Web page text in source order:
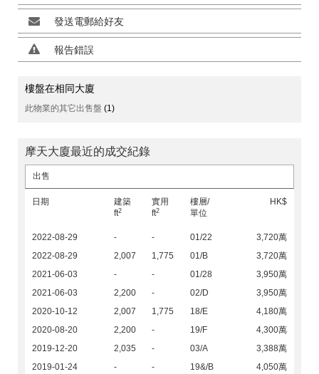
發送電郵給好友
報告錯誤
樓盤在相同大廈
此物業的其它出售盤 (1)
摩天大廈最近的成交紀錄
出售
日期
建築
ft2
實用
ft2
樓層/
單位
HK$
2022-08-29 - - 01/22
3,720萬
2022-08-29
2,007 1,775 01/B
3,720萬
2021-06-03
- - 01/28
3,950萬
2021-06-03
2,200 - 02/D
3,950萬
2020-10-12
2,007 1,775 18/E
4,180萬
2020-08-20
2,200 - 19/F
4,300萬
2019-12-20
2,035 - 03/A
3,388萬
2019-01-24
- - 19&/B 4,050萬